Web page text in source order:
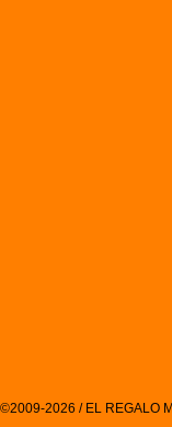
©2009-2026 / EL REGALO